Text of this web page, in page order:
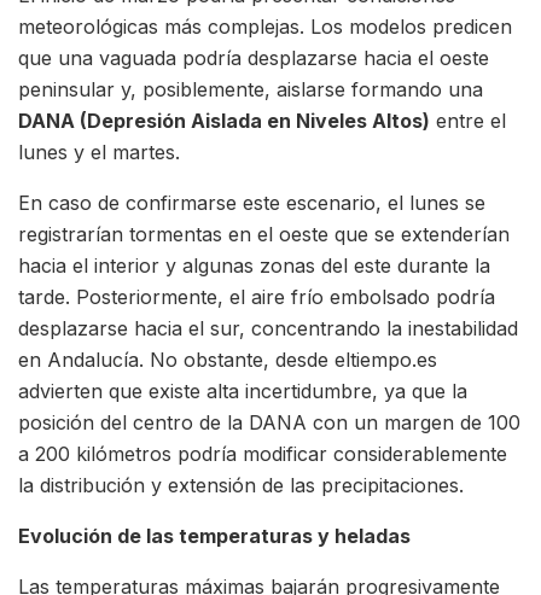
meteorológicas más complejas. Los modelos predicen
que una vaguada podría desplazarse hacia el oeste
peninsular y, posiblemente, aislarse formando una
DANA (Depresión Aislada en Niveles Altos) entre el
lunes y el martes.
En caso de confirmarse este escenario, el lunes se
registrarían tormentas en el oeste que se extenderían
hacia el interior y algunas zonas del este durante la
tarde. Posteriormente, el aire frío embolsado podría
desplazarse hacia el sur, concentrando la inestabilidad
en Andalucía. No obstante, desde eltiempo.es
advierten que existe alta incertidumbre, ya que la
posición del centro de la DANA con un margen de 100
a 200 kilómetros podría modificar considerablemente
la distribución y extensión de las precipitaciones.
Evolución de las temperaturas y heladas
Las temperaturas máximas bajarán progresivamente